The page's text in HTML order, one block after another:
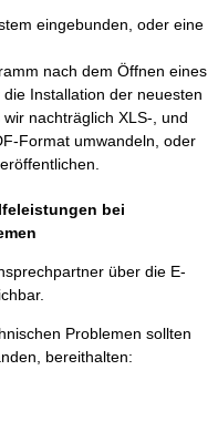
eingebunden, oder eine
nach dem Öffnen eines
Installation der neuesten
nachträglich XLS-, und
Format umwandeln, oder
bei
über die E-
Problemen sollten
bereithalten: